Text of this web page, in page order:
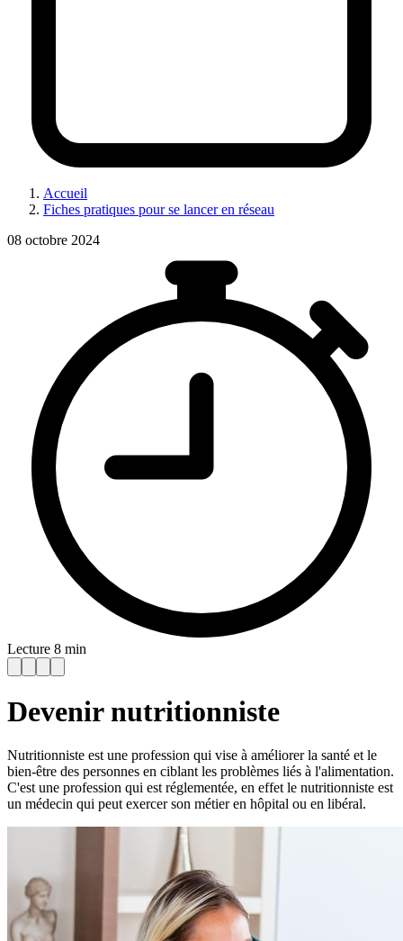
Accueil
Fiches pratiques pour se lancer en réseau
08 octobre 2024
Lecture 8 min
Devenir nutritionniste
Nutritionniste est une profession qui vise à améliorer la santé et le
bien-être des personnes en ciblant les problèmes liés à l'alimentation.
C'est une profession qui est réglementée, en effet le nutritionniste est
un médecin qui peut exercer son métier en hôpital ou en libéral.